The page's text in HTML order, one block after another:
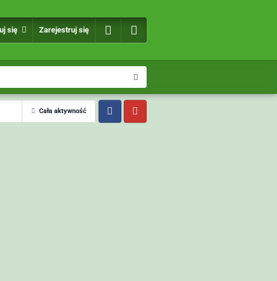
się Zarejestruj się
Cała aktywność